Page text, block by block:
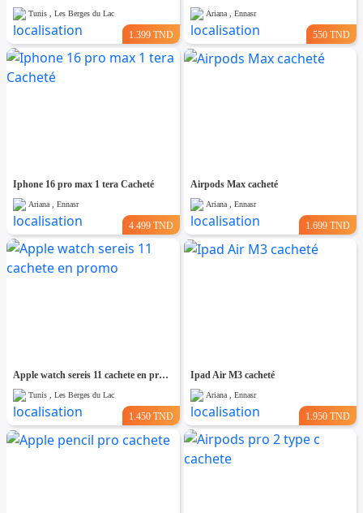
Tunis , Les Berges du Lac
1.399 TND
Ariana , Ennasr
550 TND
Iphone 16 pro max 1 tera Cacheté
Ariana , Ennasr
4.499 TND
Airpods Max cacheté
Ariana , Ennasr
1.699 TND
Apple watch sereis 11 cachete en promo
Tunis , Les Berges du Lac
1.450 TND
Ipad Air M3 cacheté
Ariana , Ennasr
1.950 TND